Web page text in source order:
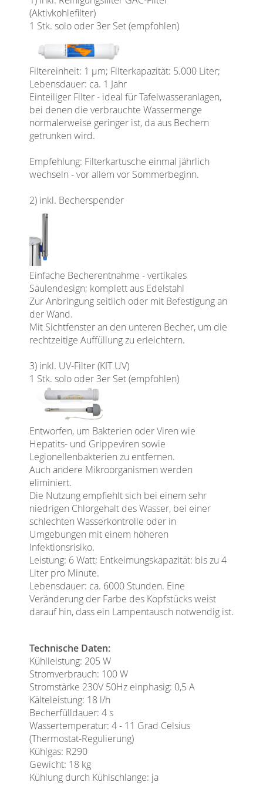
(Aktivkohlefilter)
1 Stk. solo oder 3er Set (empfohlen)
Filtereinheit: 1 µm; Filterkapazität: 5.000 Liter;
Lebensdauer: ca. 1 Jahr
Einteiliger Filter - ideal für Tafelwasseranlagen,
bei denen die verbrauchte Wassermenge
normalerweise geringer ist, da aus Bechern
getrunken wird.
Empfehlung: Filterkartusche einmal jährlich
wechseln - vor allem vor Sommerbeginn.
2) inkl. Becherspender
Einfache Becherentnahme - vertikales
Säulendesign; komplett aus Edelstahl
Zur Anbringung seitlich oder mit Befestigung an
der Wand.
Mit Sichtfenster an den unteren Becher, um die
rechtzeitige Auffüllung zu erleichtern.
3) inkl. UV-Filter (KIT UV)
1 Stk. solo oder 3er Set (empfohlen)
Entworfen, um Bakterien oder Viren wie
Hepatits- und Grippeviren sowie
Legionellenbakterien zu entfernen.
Auch andere Mikroorganismen werden
eliminiert.
Die Nutzung empfiehlt sich bei einem sehr
niedrigen Chlorgehalt des Wasser, bei einer
schlechten Wasserkontrolle oder in
Umgebungen mit einem höheren
Infektionsrisiko.
Leistung: 6 Watt; Entkeimungskapazität: bis zu 4
Liter pro Minute.
Lebensdauer: ca. 6000 Stunden. Eine
Veränderung der Farbe des Kopfstücks weist
darauf hin, dass ein Lampentausch notwendig ist.
Technische Daten:
Kühlleistung: 205 W
Stromverbrauch: 100 W
Stromstärke 230V 50Hz einphasig: 0,5 A
Kälteleistung: 18 l/h
Becherfülldauer: 4 s
Wassertemperatur: 4 - 11 Grad Celsius
(Thermostat-Regulierung)
Kühlgas: R290
Gewicht: 18 kg
Kühlung durch Kühlschlange: ja